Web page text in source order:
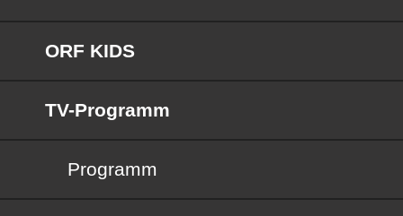
ORF KIDS
TV-Programm
Programm